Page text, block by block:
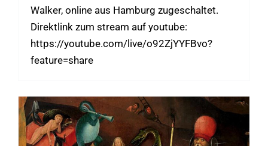
Walker, online aus Hamburg zugeschaltet.
Direktlink zum stream auf youtube:
https://youtube.com/live/o92ZjYYFBvo?
feature=share